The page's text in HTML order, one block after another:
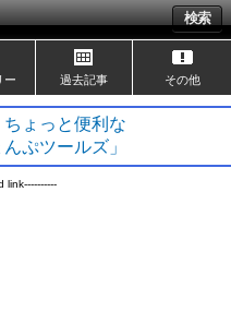
検索
ー 過去記事 その他
ょっと便利な
ぷツールズ」
link----------